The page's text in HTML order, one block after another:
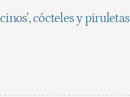
cócteles y piruletas